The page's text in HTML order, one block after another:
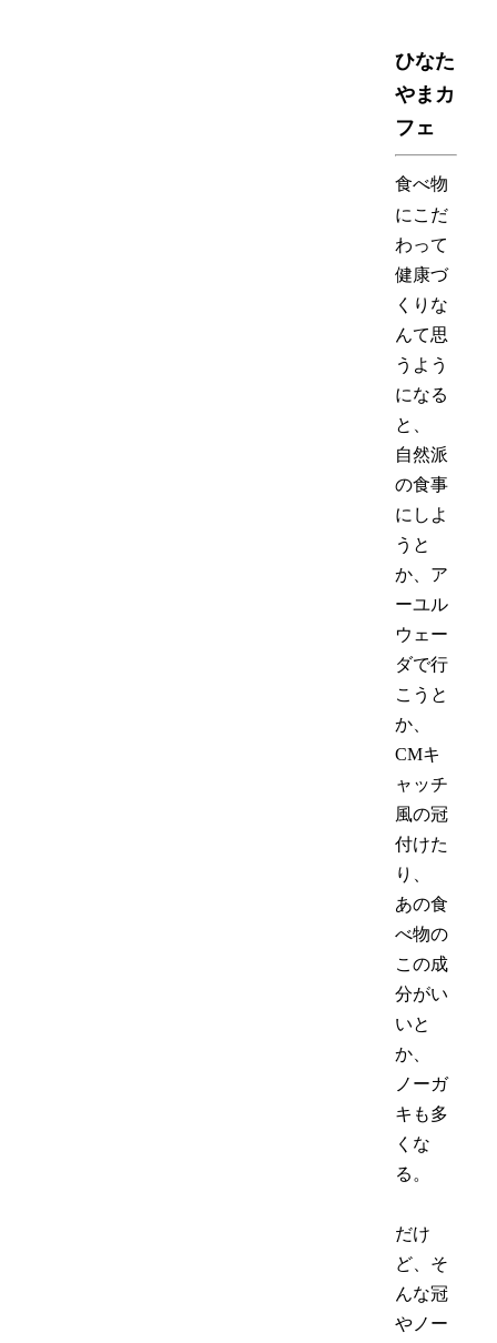
ひなた
やまカ
フェ
食べ物
にこだ
わって
健康づ
くりな
んて思
うよう
になる
と、
自然派
の食事
にしよ
うと
か、ア
ーユル
ウェー
ダで行
こうと
か、
CMキ
ャッチ
風の冠
付けた
り、
あの食
べ物の
この成
分がい
いと
か、
ノーガ
キも多
くな
る。
だけ
ど、そ
んな冠
やノー